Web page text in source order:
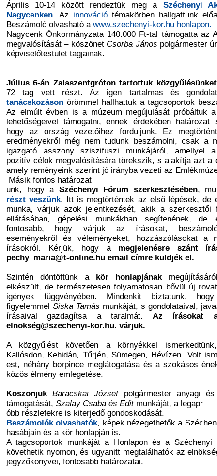
Április 10-14 között rendeztük meg a Széchenyi
Nagycenken. Az innováció témakörben hallgattunk
Beszámoló olvasható a www.szechenyi-kor.hu honlapon.
Nagycenk Önkormányzata 140.000 Ft-tal támogatta az
megvalósítását – köszönet Csorba János polgármester
képviselőtestület tagjainak.
Július 6-án Zalaszentgróton tartottuk
72 tag vett részt. Az igen tartalmas és
tanácskozáson örömmel hallhattuk a tagcsoportok
Az elmúlt évben is a múzeum megújulását próbáltuk
lehetőségeivel támogatni, ennek érdekében határozat
hogy az ország vezetőihez forduljunk. Ez
eredményekről még nem tudunk beszámolni, csak a
igazgató asszony sziszifuszi munkájáról, amellyel
pozitív célok megvalósítására törekszik, s alakítja azt a
amely reményeink szerint jó irányba vezeti az
Másik fontos határozat
unk, hogy a Széchenyi Fórum szerkesztésében,
részt veszünk. Itt is megtörténtek az első lépések, de
munka, várjuk azok jelentkezését, akik a szerkesztői
ellátásában, gépelési munkákban segítenének, de
fontosabb, hogy várjuk az írásokat,
eseményekről és véleményeket, hozzászólásokat a
írásokról. Kérjük, hogy a megjelenésre szánt
pechy_maria@t-online.hu email címre küldjék el.
Szintén döntöttünk a kör honlapjának
elkészült, de természetesen folyamatosan bővül új
igények függvényében. Mindenkit bíztatunk,
figyelemmel Siska Tamás munkáját, s gondolataival,
írásaival gazdagítsa a taralmát. Az írásokat
elnökség@szechenyi-kor.hu. várjuk.
A közgyűlést követően a környékkel
Kallósdon, Kehidán, Tűrjén, Sümegen, Hévízen. Volt
est, néhány borpince meglátogatása és a szokásos
közös élmény emlegetése.
Köszönjük Baracskai József polgármester anyagi
támogatását, Szalay Csaba és Editmunkáját, a legapr
óbb részletekre is kiterjedő gondoskodását.
Beszámolók olvashatók, képek nézegethetők a
hasábjain és a kör honlapján is.
A tagcsoportok munkáját a Honlapon és a Széchenyi
követhetik nyomon, és ugyanitt megtalálhatók az
jegyzőkönyvei, fontosabb határozatai.